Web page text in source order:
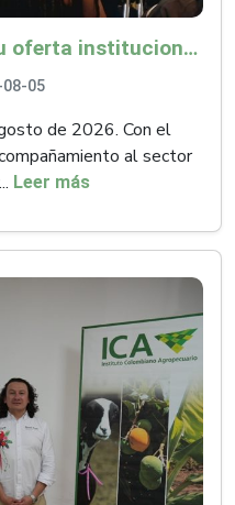
ICA Risaralda acercó su oferta institucional a productores y emprendedores en Expocamello
08-05
de 2026. Con el
al sector
Leer más